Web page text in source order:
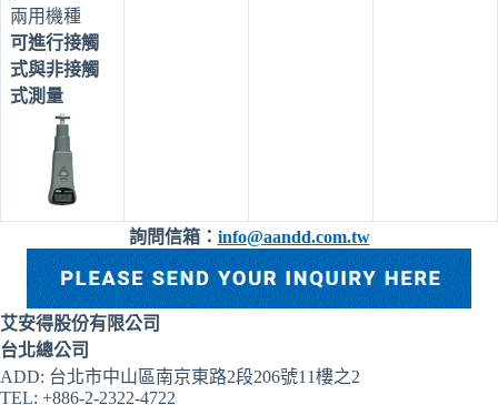
兩用機種
可進行接觸
式與非接觸
式測量
詢問信箱： info@aandd.com.tw
艾安得股份有限公司
台北總公司
ADD: 台北市中山區南京東路2段206號11樓之2
TEL: +886-2-2322-4722